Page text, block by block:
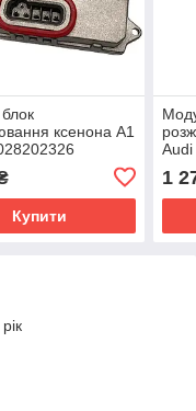
ксенона A1
4E0907476
Купити
1